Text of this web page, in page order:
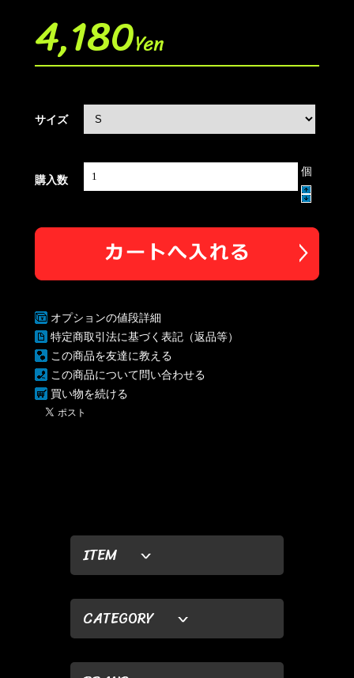
ITEM
CATEGORY
4,180Yen
サイズ
購入数
個
オプションの値段詳細
特定商取引法に基づく表記（返品等）
この商品を友達に教える
この商品について問い合わせる
買い物を続ける